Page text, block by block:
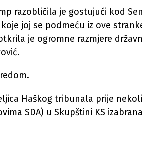
razobličila je gostujući kod
koje joj se podmeću iz ove
je ogromne razmjere
Haškog tribunala prije
SDA) u Skupštini KS